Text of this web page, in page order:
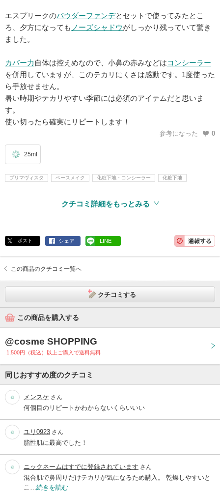
エスプリークのパウダーファンデとセットで使ってみたとこ
ろ、夕方になっても ノーズシャドウがしっかり残っていて驚き
ました。
カバー力 自体は控えめなので、小鼻の赤みなどはコンシーラー
を併用していますが、このテカリにくさは感動です。1度使った
ら手放せません。
暑い時期やテカリやすい季節には必須のアイテムだと思いま
す。
使い切ったら確実にリピートします！
参考になった 0
25ml
プリマヴィスタ ベースメイク 化粧下地・コンシーラー 化粧下地
クチコミ詳細をもっとみる
ポスト シェア LINE
この商品のクチコミ一覧へ
クチコミする
この商品を購入する
@cosme SHOPPING
1,500円（税込）以上ご購入で送料無料
同じおすすめ度のクチコミ
メンスケ さん
何個目のリピートかわからないくらいいい
ユリ0923 さん
脂性肌に最高でした！
ニックネームはすでに登録されています さん
混合肌で鼻周りだけテカリが気になるため購入。 乾燥しやすいと
こ… 続きを読む